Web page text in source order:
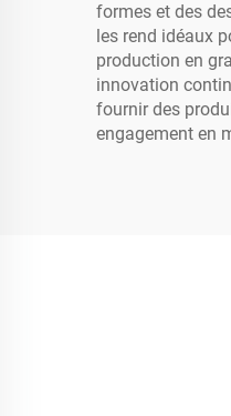
formes et des
les rend idéaux
production en
innovation
fournir des
engagement en